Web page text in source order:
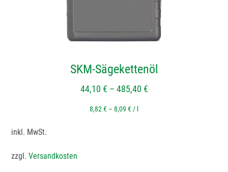
SKM-Sägekettenöl
44,10 € – 485,40 €
8,82€ – 8,09 €/
inkl. MwSt.
zzgl.Versandkosten